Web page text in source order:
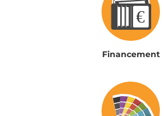
Financement